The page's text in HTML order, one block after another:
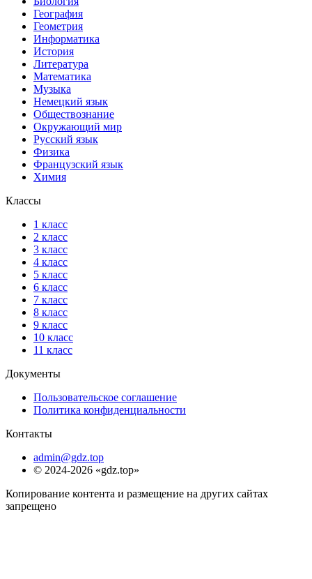
География
Геометрия
Информатика
История
Литература
Математика
Музыка
Немецкий язык
Обществознание
Окружающий мир
Русский язык
Физика
Французский язык
Химия
Классы
1 класс
2 класс
3 класс
4 класс
5 класс
6 класс
7 класс
8 класс
9 класс
10 класс
11 класс
Документы
Пользовательское соглашение
Политика конфиденциальности
Контакты
admin@gdz.top
© 2024-2026 «gdz.top»
Копирование контента и размещение на других сайтах
запрещено